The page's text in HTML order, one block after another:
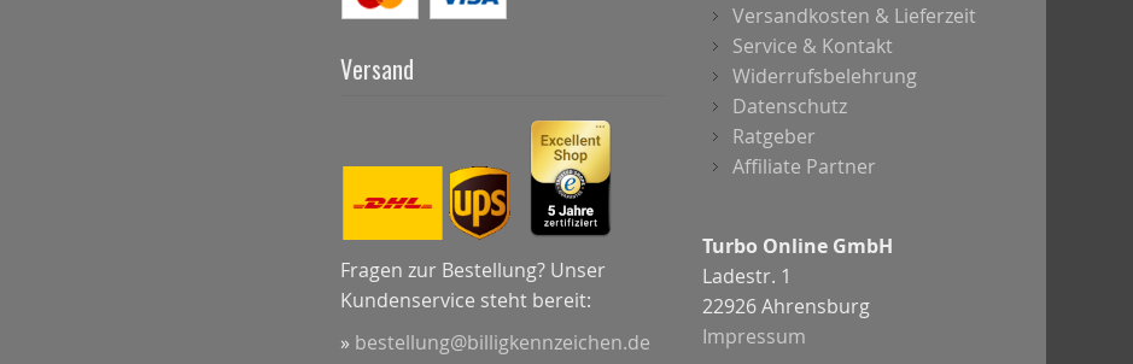
Versand
Fragen zur Bestellung? Unser
Kundenservice steht bereit:
» bestellung@billigkennzeichen.de
Versandkosten & Lieferzeit
Service & Kontakt
Widerrufsbelehrung
Datenschutz
Ratgeber
Affiliate Partner
Turbo Online GmbH
Ladestr. 1
22926 Ahrensburg
Impressum